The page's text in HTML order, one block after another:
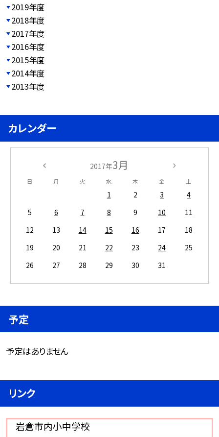
2019年度
2018年度
2017年度
2016年度
2015年度
2014年度
2013年度
カレンダー
2017年3月
日 月 火 水 木 金 土
1 2 3
4
5
6 7 8 9 10
11
12
13 14 15 16 17
18
19
20 21 22 23 24
25
26
27 28 29 30 31
予定
予定はありません
リンク
岩倉市内小中学校